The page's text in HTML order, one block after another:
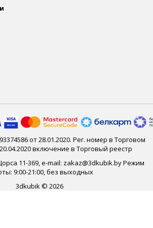
от 28.01.2020. Рег. номер в Торговом
включение в Торговый реестр
11-369, e-mail: zakaz@3dkubik.by Режим
9:00-21:00, без выходных
3dkubik © 2026